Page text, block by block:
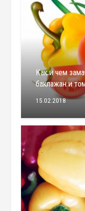
Как и чем
баклажан и
15.02.2018